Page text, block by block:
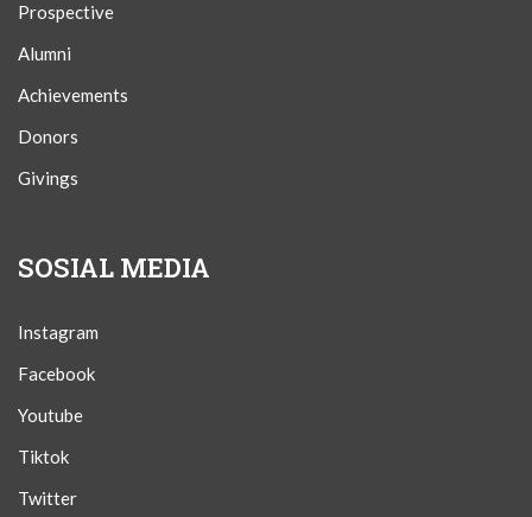
Prospective
Alumni
Achievements
Donors
Givings
SOSIAL MEDIA
Instagram
Facebook
Youtube
Tiktok
Twitter